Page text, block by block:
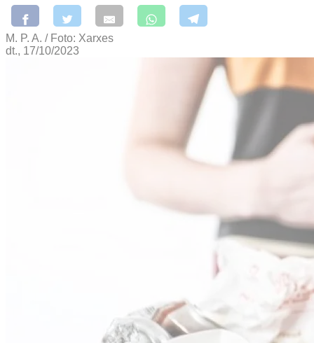
M. P. A. / Foto: Xarxes
dt., 17/10/2023